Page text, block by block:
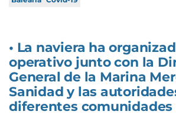
• La naviera ha
operativo junto con la
General de la Marina
Sanidad y las
diferentes comunidades